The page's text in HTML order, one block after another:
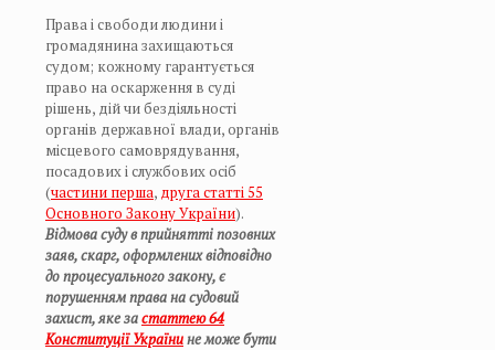
Права і свободи людини і
громадянина захищаються
судом; кожному гарантується
право на оскарження в суді
рішень, дій чи бездіяльності
органів державної влади, органів
місцевого самоврядування,
посадових і службових осіб
(частини перша, друга статті 55
Основного Закону України).
Відмова суду в прийнятті позовних
заяв, скарг, оформлених відповідно
до процесуального закону, є
порушенням права на судовий
захист, яке застаттею 64
Конституції Українине може бути